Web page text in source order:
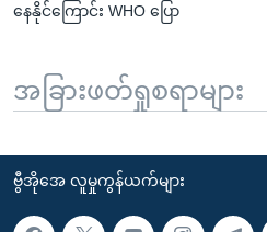
နေနိုင်ကြောင်း WHO ပြော
အခြားဖတ်ရှုစရာများ
ဗွီအိုအေ လူမှုကွန်ယက်များ